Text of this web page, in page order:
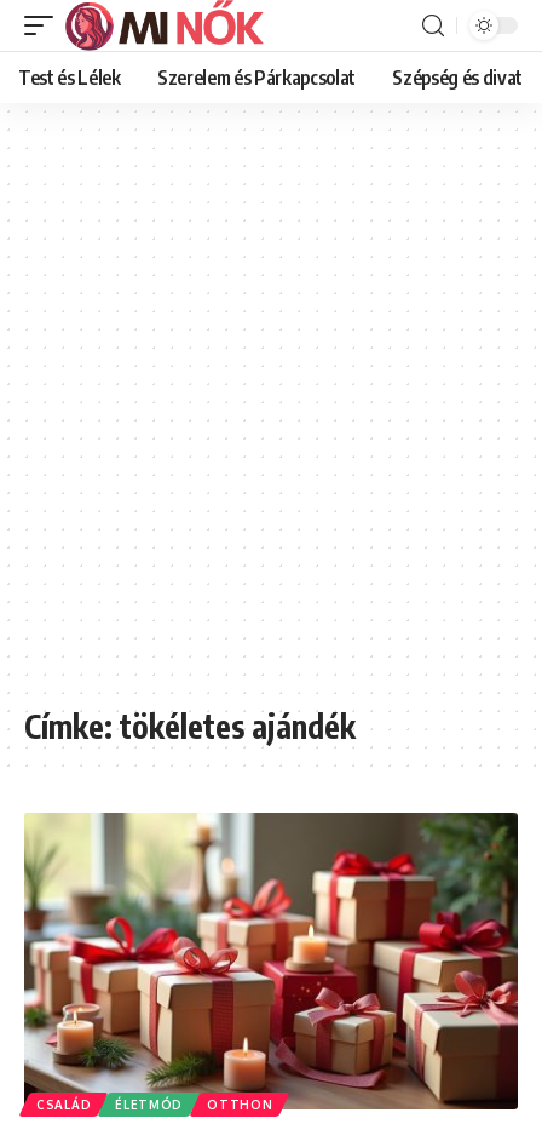
Test és Lélek Szerelem és Párkapcsolat Szépség és divat
Címke:tökéletes ajándék
CSALÁD ÉLETMÓD OTTHON